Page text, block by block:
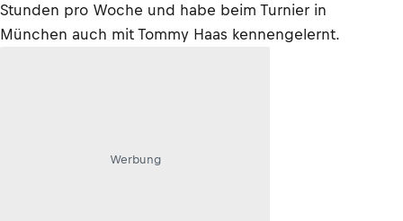
Stunden pro Woche und habe beim Turnier in
München auch mit Tommy Haas kennengelernt.
Werbung